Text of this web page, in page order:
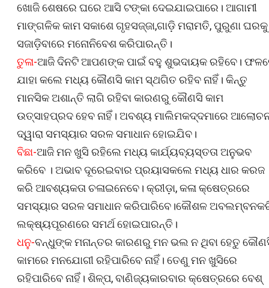
ଖୋଜି ଶେଷରେ ଘରେ ଆସି ଟଙ୍କା ଦେଇଯାଇପାରେ। ଆଗାମୀ
ମାଙ୍ଗଳିକ କାମ ସକାଶେ ଗୃହସଜ୍ଜା,ଗାଡ଼ି ମରାମତି, ପୁରୁଣା ଘରକୁ
ସଜାଡ଼ିବାରେ ମନୋନିବେଶ କରିପାରନ୍ତି।
ତୁଳା-ଆଜି ଦିନଟି ଆପଣଙ୍କ ପାଇଁ ବହୁ ଶୁଭଦାୟକ ରହିବେ।
ଯାହା କଲେ ମଧ୍ୟ କୌଣସି କାମ ସ୍ଥଗିତ ରହିବ ନାହିଁ। କିନ୍ତୁ
ମାନସିକ ଅଶାନ୍ତି ଲାଗି ରହିବା କାରଣରୁ କୌଣସି କାମ
ଉତ୍ସାହପ୍ରଦ ହେବ ନାହିଁ। ଅବଶ୍ୟ ମାଲିମକଦ୍ଦମାରେ
ଦ୍ୱାରା ସମସ୍ୟାର ସରଳ ସମାଧାନ ହୋଇଯିବ।
ବିଛା-ଆଜି ମନ ଖୁସି ରହିଲେ ମଧ୍ୟ କାର୍ଯ୍ୟବ୍ୟସ୍ତତା ଅନୁଭବ
କରିବେ । ଅଭାବ ଦୂରେଇବାର ପ୍ରୟାସକଲେ ମଧ୍ୟ ଧାର କରଜ
କରି ଆବଶ୍ୟକତା ଚଳାଇନେବେ। କ୍ରୀଡ଼ା, କଳା କ୍ଷେତ୍ରରେ
ସମସ୍ୟାର ସରଳ ସମାଧାନ କରିପାରିବେ।କୌଶଳ
ଲକ୍ଷ୍ୟପୂରଣରେ ସମର୍ଥ ହୋଇପାରନ୍ତି।
ଧନୁ-ବନ୍ଧୁଙ୍କ ମନାନ୍ତର କାରଣରୁ ମନ ଭଲ ନ ଥିବା ହେତୁ
କାମରେ ମନଯୋଗୀ ରହିପାରିବେ ନାହିଁ। ତେଣୁ ମନ ଖୁସିରେ
ରହିପାରିବେ ନାହିଁ। ଶିଳ୍ପ, ବାଣିଜ୍ୟକାରବାର କ୍ଷେତ୍ରରେ ବେଶ୍‌